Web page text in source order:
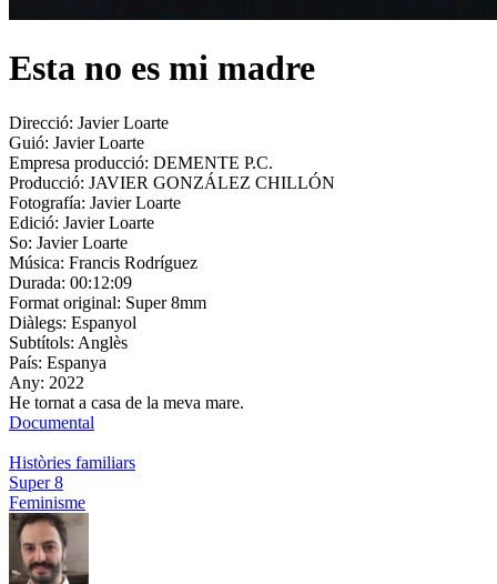
Esta no es mi madre
Direcció: Javier Loarte
Guió: Javier Loarte
Empresa producció: DEMENTE P.C.
Producció: JAVIER GONZÁLEZ CHILLÓN
Fotografía: Javier Loarte
Edició: Javier Loarte
So: Javier Loarte
Música: Francis Rodríguez
Durada: 00:12:09
Format original: Super 8mm
Diàlegs: Espanyol
Subtítols: Anglès
País: Espanya
Any: 2022
He tornat a casa de la meva mare.
Documental
Històries familiars
Super 8
Feminisme